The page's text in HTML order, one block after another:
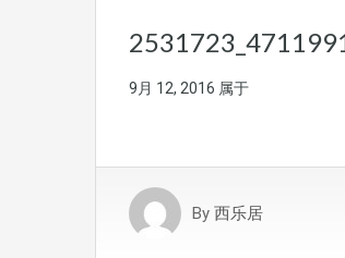
9月 12, 2016 属于
By 西乐居